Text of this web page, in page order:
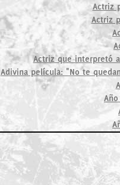
Actriz
Actriz
Actriz que interpretó
Adivina película: "No te